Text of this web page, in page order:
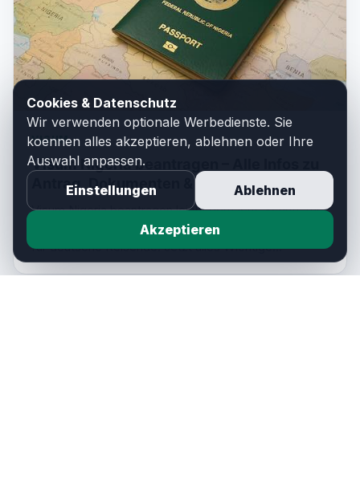
VISUM
Visum Nigeria beantragen – Alle Infos zu
Antrag, Dokumenten & Visatypen
Visum Nigeria beantragen leicht gemacht: Schritt-für-
Schritt-Anleitung, Visumarten, Anforderungen & Tipps
für deutsche Reisende. Jetzt alles Wichtige...
Cookies & Datenschutz
Wir verwenden optionale Werbedienste. Sie
koennen alles akzeptieren, ablehnen oder Ihre
Auswahl anpassen.
Einstellungen
Ablehnen
Akzeptieren